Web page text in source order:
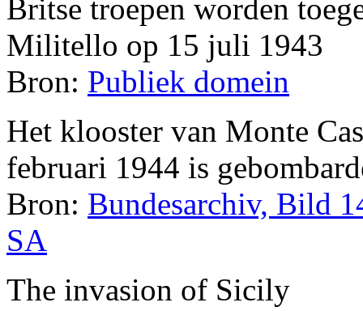
Britse troepen worden
Militello op 15 juli 1943
Bron: Publiek domein
Het klooster van Monte
februari 1944 is
Bron: Bundesarchiv, Bild
SA
The invasion of Sicily